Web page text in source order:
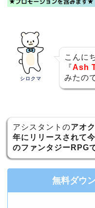
シロクマ
こんに
『Ash
みたの
アシスタントのアオ
年にリリースされて
のファンタジーRPG
無料ダウ